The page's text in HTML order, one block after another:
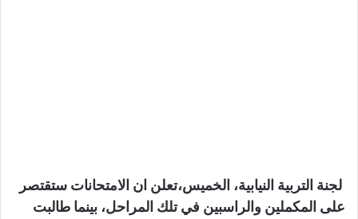
لجنة التربية النيابية، الخميس،تعلن ان الامتحانات ستقتصر
على المكملين والراسبين في تلك المراحل، بينما طالبت